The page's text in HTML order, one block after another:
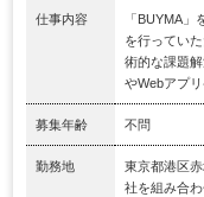
仕事内容
「BUYMA
を行ってい
術的な課題
やWebアプリ
募集年齢 不問
勤務地
東京都港区
社を組み合